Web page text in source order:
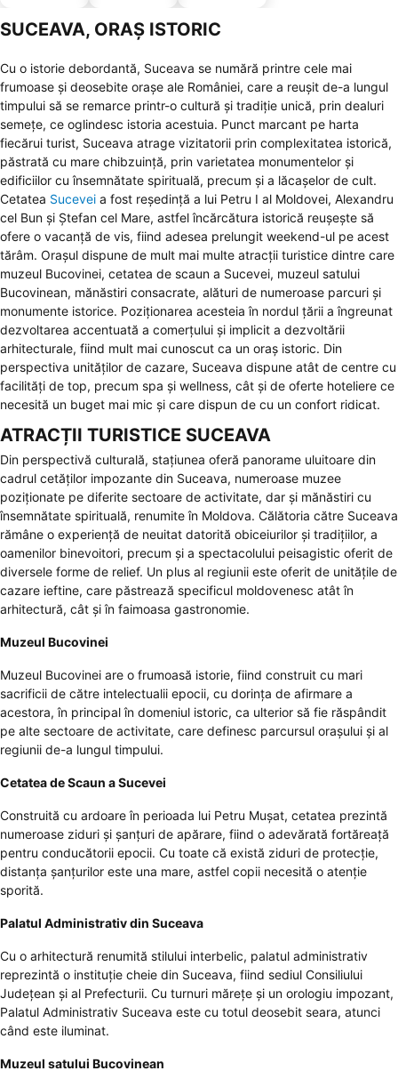
animale
SUCEAVA, ORAȘ ISTORIC
Cu o istorie debordantă, Suceava se numără printre cele mai
frumoase și deosebite orașe ale României, care a reușit de-a lungul
timpului să se remarce printr-o cultură și tradiție unică, prin dealuri
semețe, ce oglindesc istoria acestuia. Punct marcant pe harta
fiecărui turist, Suceava atrage vizitatorii prin complexitatea istorică,
păstrată cu mare chibzuință, prin varietatea monumentelor și
edificiilor cu însemnătate spirituală, precum și a lăcașelor de cult.
Cetatea Sucevei a fost reședință a lui Petru I al Moldovei, Alexandru
cel Bun și Ștefan cel Mare, astfel încărcătura istorică reușește să
ofere o vacanță de vis, fiind adesea prelungit weekend-ul pe acest
tărâm. Orașul dispune de mult mai multe atracții turistice dintre care
muzeul Bucovinei, cetatea de scaun a Sucevei, muzeul satului
Bucovinean, mănăstiri consacrate, alături de numeroase parcuri și
monumente istorice. Poziționarea acesteia în nordul țării a îngreunat
dezvoltarea accentuată a comerțului și implicit a dezvoltării
arhitecturale, fiind mult mai cunoscut ca un oraș istoric. Din
perspectiva unităților de cazare, Suceava dispune atât de centre cu
facilități de top, precum spa și wellness, cât și de oferte hoteliere ce
necesită un buget mai mic și care dispun de cu un confort ridicat.
ATRACȚII TURISTICE SUCEAVA
Din perspectivă culturală, stațiunea oferă panorame uluitoare din
cadrul cetăților impozante din Suceava, numeroase muzee
poziționate pe diferite sectoare de activitate, dar și mănăstiri cu
însemnătate spirituală, renumite în Moldova. Călătoria către Suceava
rămâne o experiență de neuitat datorită obiceiurilor și tradițiilor, a
oamenilor binevoitori, precum și a spectacolului peisagistic oferit de
diversele forme de relief. Un plus al regiunii este oferit de unitățile de
cazare ieftine, care păstrează specificul moldovenesc atât în
arhitectură, cât și în faimoasa gastronomie.
Muzeul Bucovinei
Muzeul Bucovinei are o frumoasă istorie, fiind construit cu mari
sacrificii de către intelectualii epocii, cu dorința de afirmare a
acestora, în principal în domeniul istoric, ca ulterior să fie răspândit
pe alte sectoare de activitate, care definesc parcursul orașului și al
regiunii de-a lungul timpului.
Cetatea de Scaun a Sucevei
Construită cu ardoare în perioada lui Petru Mușat, cetatea prezintă
numeroase ziduri și șanțuri de apărare, fiind o adevărată fortăreață
pentru conducătorii epocii. Cu toate că există ziduri de protecție,
distanța șanțurilor este una mare, astfel copii necesită o atenție
sporită.
Palatul Administrativ din Suceava
Cu o arhitectură renumită stilului interbelic, palatul administrativ
reprezintă o instituție cheie din Suceava, fiind sediul Consiliului
Județean și al Prefecturii. Cu turnuri mărețe și un orologiu impozant,
Palatul Administrativ Suceava este cu totul deosebit seara, atunci
când este iluminat.
Muzeul satului Bucovinean